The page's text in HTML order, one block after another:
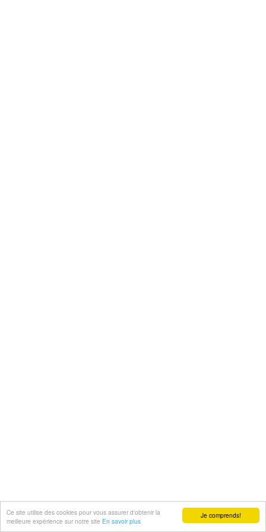
Je comprends!
Ce site utilise des cookies pour vous assurer d'obtenir la
meilleure expérience sur notre site En savoir plus